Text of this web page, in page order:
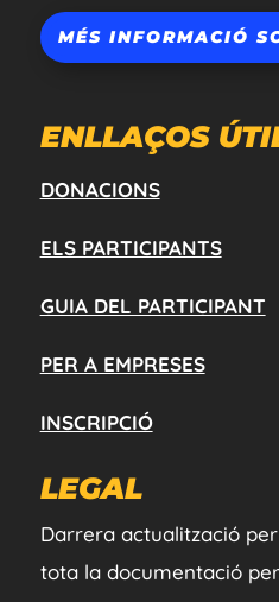
MÉS INFORMACIÓ
ENLLAÇOS
DONACIONS
ELS PARTICIPANTS
GUIA DEL PARTICIPANT
PER A EMPRESES
INSCRIPCIÓ
LEGAL
Darrera actualització
tota la documentació